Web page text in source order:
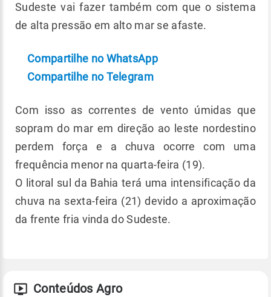
Sudeste vai fazer também com que o sistema
de alta pressão em alto mar se afaste.
Compartilhe no WhatsApp
Compartilhe no Telegram
Com isso as correntes de vento úmidas que
sopram do mar em direção ao leste nordestino
perdem força e a chuva ocorre com uma
frequência menor na quarta-feira (19).
O litoral sul da Bahia terá uma intensificação da
chuva na sexta-feira (21) devido a aproximação
da frente fria vinda do Sudeste.
Conteúdos Agro